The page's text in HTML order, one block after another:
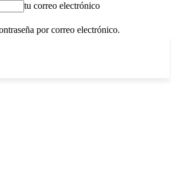
tu correo electrónico
por correo electrónico.